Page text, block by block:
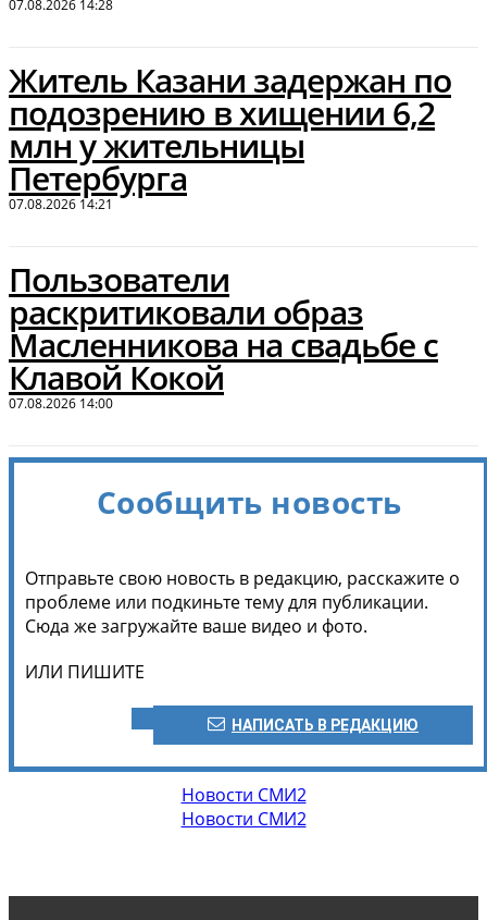
07.08.2026 14:28
Житель Казани задержан по
подозрению в хищении 6,2
млн у жительницы
Петербурга
07.08.2026 14:21
Пользователи
раскритиковали образ
Масленникова на свадьбе с
Клавой Кокой
07.08.2026 14:00
Сообщить новость
Отправьте свою новость в редакцию, расскажите о
проблеме или подкиньте тему для публикации.
Сюда же загружайте ваше видео и фото.
ИЛИ ПИШИТЕ
НАПИСАТЬ В РЕДАКЦИЮ
Новости СМИ2
Новости СМИ2